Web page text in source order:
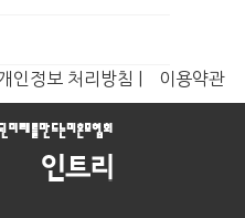
인정보 처리방침 | 이용약관